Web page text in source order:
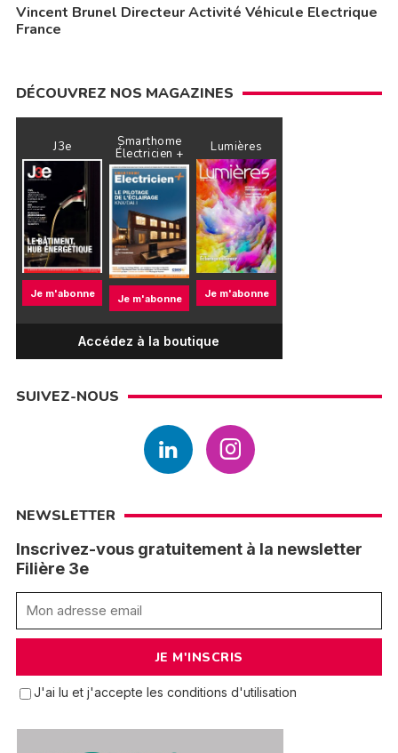
Vincent Brunel Directeur Activité Véhicule Electrique
France
DÉCOUVREZ NOS MAGAZINES
J3e
Je m'abonne
Smarthome
Électricien +
Je m'abonne
Lumières
Je m'abonne
Accédez à la boutique
SUIVEZ-NOUS
NEWSLETTER
Inscrivez-vous gratuitement à la newsletter
Filière 3e
J'ai lu et j'accepte les conditions d'utilisation